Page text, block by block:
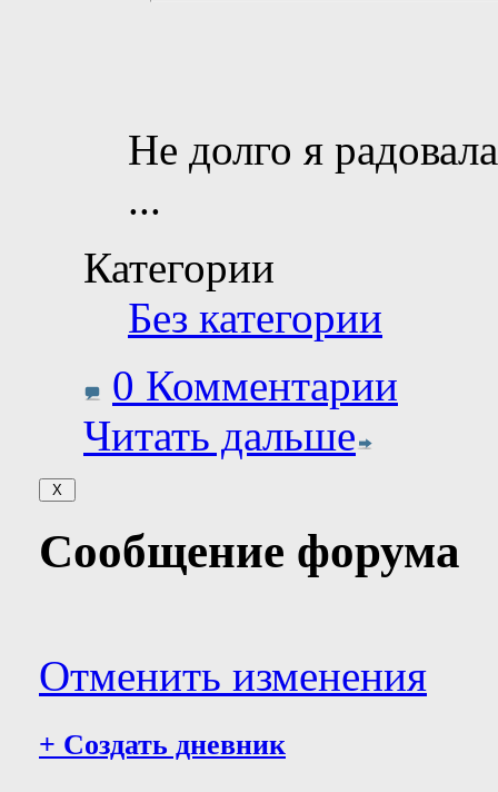
Не долго я
...
Категории
Без категории
0 Комментарии
Читать дальше
Сообщение форума
Отменить изменения
+ Создать дневник